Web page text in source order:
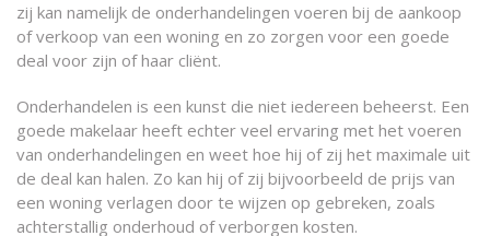
zij kan namelijk de onderhandelingen voeren bij de aankoop
of verkoop van een woning en zo zorgen voor een goede
deal voor zijn of haar cliënt.
Onderhandelen is een kunst die niet iedereen beheerst. Een
goede makelaar heeft echter veel ervaring met het voeren
van onderhandelingen en weet hoe hij of zij het maximale uit
de deal kan halen. Zo kan hij of zij bijvoorbeeld de prijs van
een woning verlagen door te wijzen op gebreken, zoals
achterstallig onderhoud of verborgen kosten.